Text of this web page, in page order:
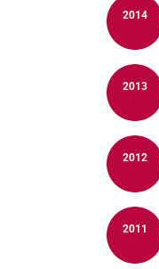
2014
2013
2012
2011